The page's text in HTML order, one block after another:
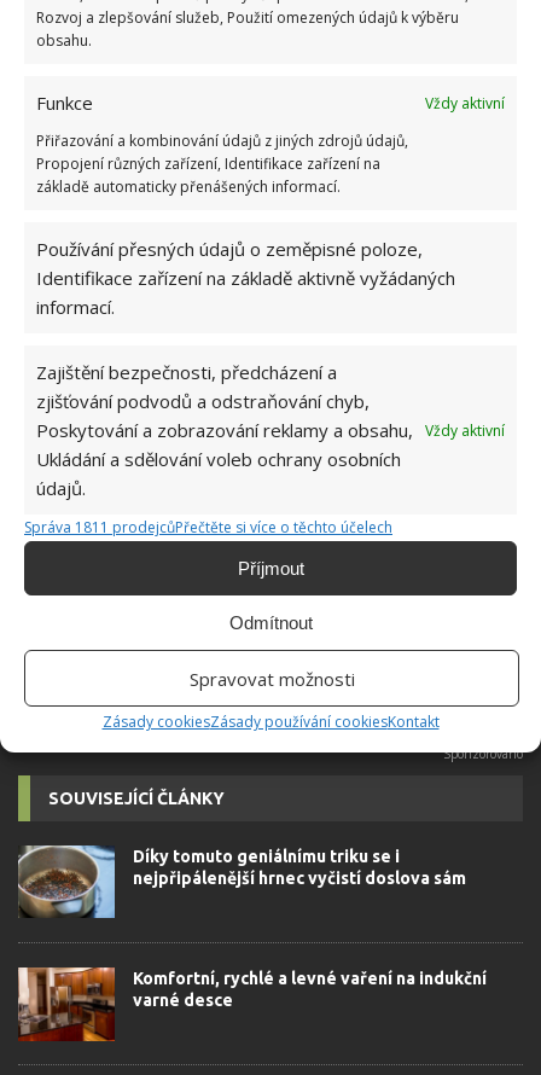
Rozvoj a zlepšování služeb, Použití omezených údajů k výběru
obsahu.
Funkce
Vždy aktivní
Přiřazování a kombinování údajů z jiných zdrojů údajů,
Propojení různých zařízení, Identifikace zařízení na
základě automaticky přenášených informací.
Používání přesných údajů o zeměpisné poloze,
Identifikace zařízení na základě aktivně vyžádaných
informací.
Zajištění bezpečnosti, předcházení a
zjišťování podvodů a odstraňování chyb,
Poskytování a zobrazování reklamy a obsahu,
Ukládání a sdělování voleb ochrany osobních
údajů.
Vždy aktivní
Správa 1811 prodejcůPřečtěte si více o těchto účelech
Příjmout
Odmítnout
Spravovat možnosti
Zásady cookiesZásady používání cookiesKontakt
RADY A TIPY VAŘENÍ VÝVAR
Přidejte svůj názor
KOMENTOVAT
Do redakce Bydlimeutulne.cz se
redaktorky ji tak nadchla, že se
rozhodla zůstat. Její v...[Více o
autorovi]
SOUVISEJÍCÍ ČLÁNKY
Díky tomuto geniálnímu triku se i
nejpřipálenější hrnec vyčistí doslova sám
Komfortní, rychlé a levné vaření na indukční
varné desce